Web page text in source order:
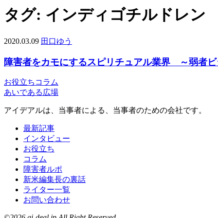
タグ: インディゴチルドレン
2020.03.09 田口ゆう
障害者をカモにするスピリチュアル業界 ～弱者ビ
お役立ち コラム
あいである広場
アイデアルは、当事者による、当事者のための会社です。
最新記事
インタビュー
お役立ち
コラム
障害者ルポ
新米編集長の裏話
ライター一覧
お問い合わせ